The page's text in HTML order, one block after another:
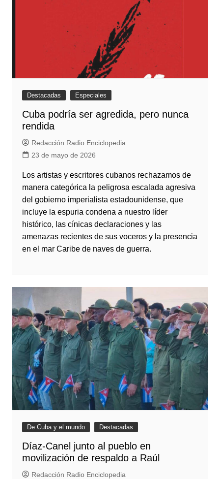
Destacadas Especiales
Cuba podría ser agredida, pero nunca
rendida
Redacción Radio Enciclopedia
23 de mayo de 2026
Los artistas y escritores cubanos rechazamos de
manera categórica la peligrosa escalada agresiva
del gobierno imperialista estadounidense, que
incluye la espuria condena a nuestro líder
histórico, las cínicas declaraciones y las
amenazas recientes de sus voceros y la presencia
en el mar Caribe de naves de guerra.
De Cuba y el mundo Destacadas
Díaz-Canel junto al pueblo en
movilización de respaldo a Raúl
Redacción Radio Enciclopedia